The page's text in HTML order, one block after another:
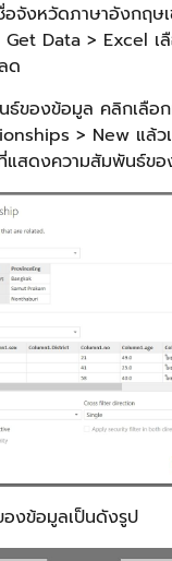
จังหวัดภาษาอังกฤษเ
Get Data > Excel เ
ด
ธ์ของข้อมูล คลิกเลือ
> New แล้ว
แสดงความสัมพันธ์ข
องข้อมูลเป็นดังรูป